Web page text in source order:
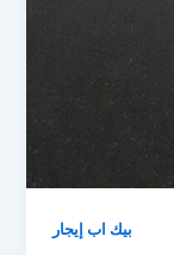
بيك اب إيجار